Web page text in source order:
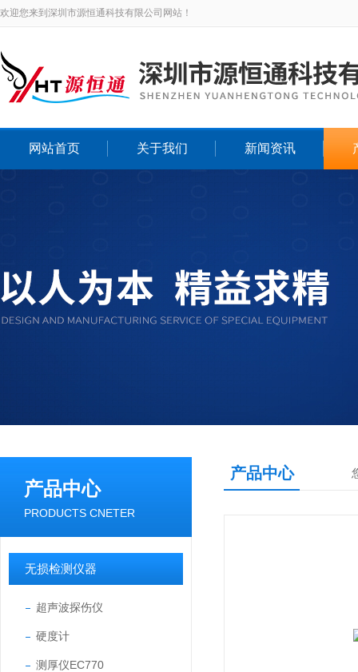
欢迎您来到深圳市源恒通科技有限公司网站！
网站首页 关于我们 新闻资讯
产品中心
PRODUCTS CNETER
无损检测仪器
超声波探伤仪
硬度计
测厚仪EC770
产品中心